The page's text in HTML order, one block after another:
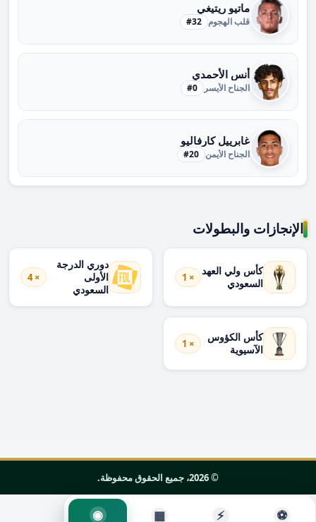
ماتيو ريتيغي
قلب الهجوم #32
أنس الأحمدي
الجناح الأيسر #0
غابرييل كارفاليو
الجناح الأيمن #20
الإنجازات والبطولات
كأس ولي العهد
السعودي
× 1
دوري الدرجة
الأولى
السعودي
× 4
كأس الكؤوس
الآسيوية
× 1
© 2026، جميع الحقوق محفوظة.
⚽
⚡
▦
◉